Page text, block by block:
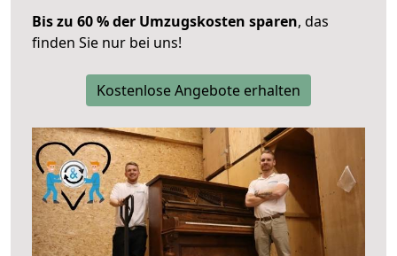
Bis zu 60 % der Umzugskosten sparen, das
finden Sie nur bei uns!
Kostenlose Angebote erhalten